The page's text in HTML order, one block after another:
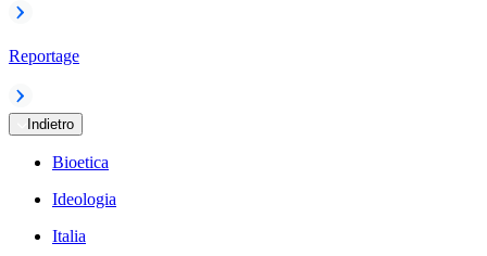
Reportage
Indietro
Bioetica
Ideologia
Italia